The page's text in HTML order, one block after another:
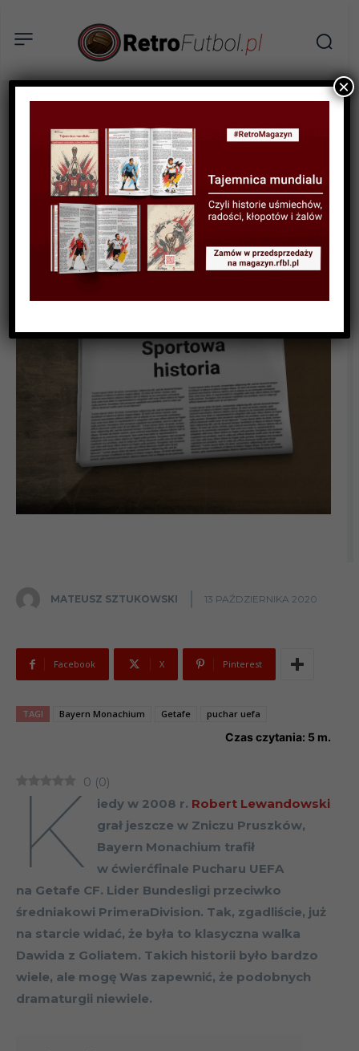
HISTORYCZNE MECZE
Cud w Getafe. Walka
hiszpańskiego kopciuszka
z niemieckim gigantem
MATEUSZ SZTUKOWSKI 13 PAŹDZIERNIKA 2020
Facebook X Pinterest
TAGI Bayern Monachium Getafe puchar uefa
Czas czytania: 5 m.
0 (0)
K iedy w 2008 r. Robert Lewandowski
grał jeszcze w Zniczu Pruszków,
Bayern Monachium trafił
w ćwierćfinale Pucharu UEFA
na Getafe CF. Lider Bundesligi przeciwko
średniakowi PrimeraDivision. Tak, zgadliście, już
na starcie widać, że była to klasyczna walka
Dawida z Goliatem. Takich historii było bardzo
wiele, ale mogę Was zapewnić, że podobnych
dramaturgii niewiele.
×